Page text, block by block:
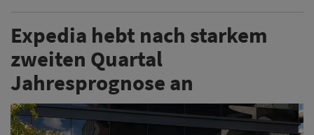
Expedia hebt nach starkem
zweiten Quartal
Jahresprognose an